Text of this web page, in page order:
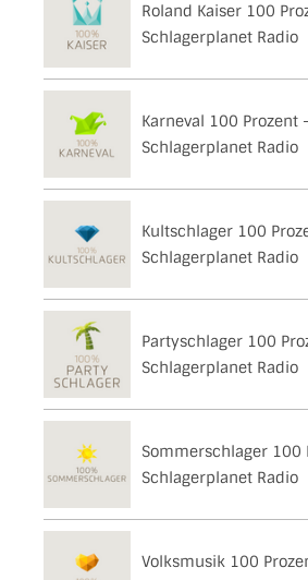
Roland Kaiser 100
Schlagerplanet Radio
Karneval 100 Prozent -
Schlagerplanet Radio
Kultschlager 100
Schlagerplanet Radio
Partyschlager 100
Schlagerplanet Radio
Sommerschlager 100
Schlagerplanet Radio
Volksmusik 100